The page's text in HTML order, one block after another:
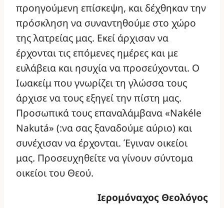
προηγούμενη επίσκεψη, και δέχθηκαν την
πρόσκληση να συναντηθούμε στο χώρο
της λατρείας μας. Εκεί άρχισαν να
έρχονται τις επόμενες ημέρες και με
ευλάβεια και ησυχία να προσεύχονται. Ο
Ιωακείμ που γνωρίζει τη γλώσσα τους
άρχισε να τους εξηγεί την πίστη μας.
Προσωπικά τους επαναλάμβανα «Nakéle
Nakutá» (:να σας ξαναδούμε αύριο) και
συνέχισαν να έρχονται. Έγιναν οικείοι
μας. Προσευχηθείτε να γίνουν σύντομα
οικείοι του Θεού.
Ιερομόναχος Θεολόγος